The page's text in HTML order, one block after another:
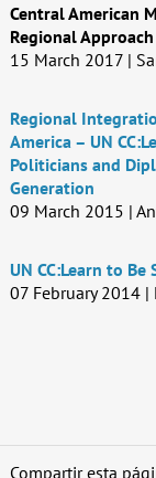
Central American
Regional
15 March 2017 |
Regional
America – UN
Politicians and
Generation
09 March 2015 |
UN CC:Learn to
07 February 2014
Compartir esta